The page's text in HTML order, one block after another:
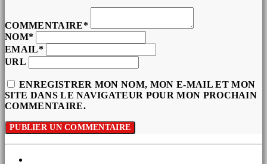
COMMENTAIRE*
NOM*
EMAIL*
URL
ENREGISTRER MON NOM, MON E-MAIL ET MON
SITE DANS LE NAVIGATEUR POUR MON PROCHAIN
COMMENTAIRE.